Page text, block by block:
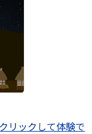
リックして体験で